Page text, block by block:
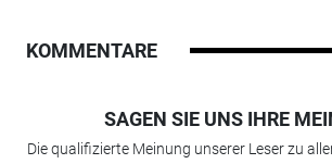
KOMMENTARE
SAGEN SIE UNS IHRE
Die qualifizierte Meinung unserer Leser zu